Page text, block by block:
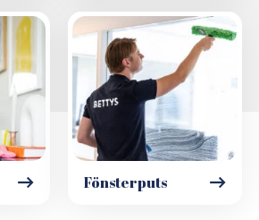
Fönsterputs